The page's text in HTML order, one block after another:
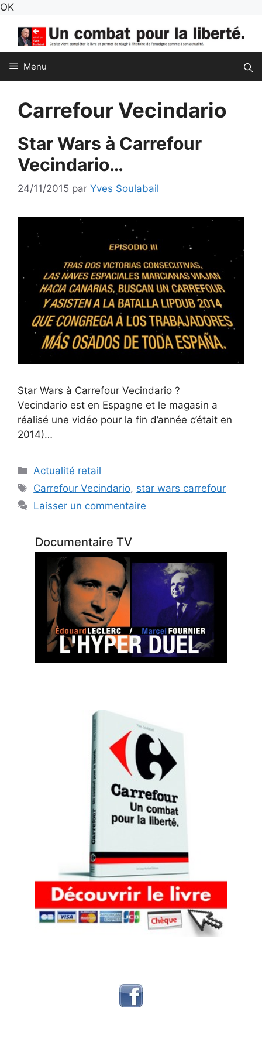
OKAller
contenu
Menu
Carrefour Vecindario
Star Wars à Carrefour
Vecindario…
24/11/2015 par Yves Soulabail
Star Wars à Carrefour Vecindario ?
Vecindario est en Espagne et le magasin a
réalisé une vidéo pour la fin d’année c’était en
2014)…
Catégories
Actualité retail
Étiquettes
Carrefour Vecindario, star wars carrefour
Laisser un commentaire
Documentaire TV